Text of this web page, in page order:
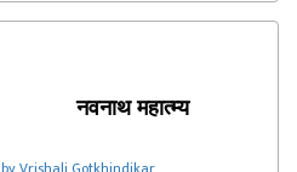
नवनाथ महात्म्य